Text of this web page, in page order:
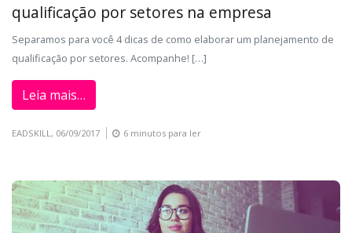
qualificação por setores na empresa
Separamos para você 4 dicas de como elaborar um planejamento de
qualificação por setores. Acompanhe! […]
Leia mais…
EADSKILL, 06/09/2017 6 minutos para ler